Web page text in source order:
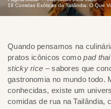
19 Comidas Exóticas da Tailândia: O Que
Quando pensamos na
pratos icônicos comopad thai
sticky rice – sabores que
gastronomia no mundo todo.
conhecidas, existe um
comidas de rua na Tailândia,